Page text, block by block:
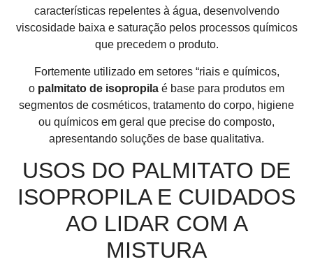
características repelentes à água, desenvolvendo
viscosidade baixa e saturação pelos processos químicos
que precedem o produto.
Fortemente utilizado em setores “riais e químicos,
o palmitato de isopropila é base para produtos em
segmentos de cosméticos, tratamento do corpo, higiene
ou químicos em geral que precise do composto,
apresentando soluções de base qualitativa.
USOS DO PALMITATO DE
ISOPROPILA E CUIDADOS
AO LIDAR COM A
MISTURA